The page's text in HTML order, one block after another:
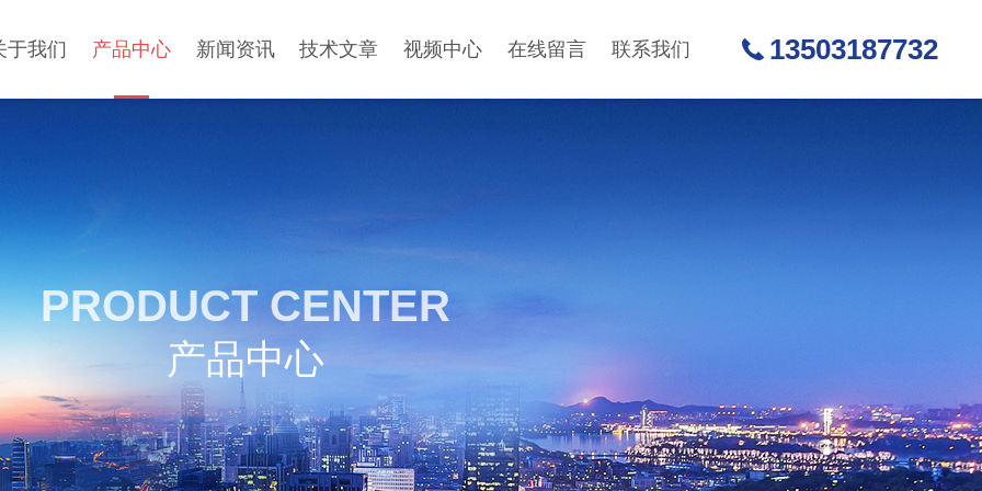
于我们 产品中心 新闻资讯 技术文章 视频中心 在线留言 联系我们 13503187732
PRODUCT CENTER
产品中心